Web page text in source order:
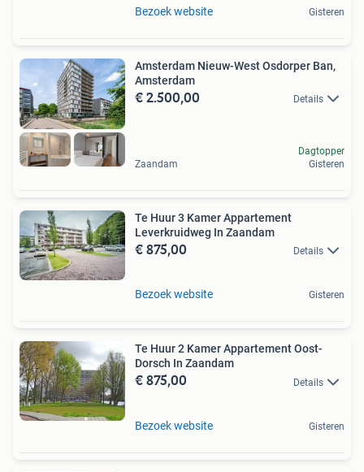
Bezoek website Gisteren
Amsterdam Nieuw-West Osdorper Ban,
Amsterdam
€ 2.500,00 Details
Zaandam
Dagtopper
Gisteren
Te Huur 3 Kamer Appartement
Leverkruidweg In Zaandam
€ 875,00 Details
Bezoek website Gisteren
Te Huur 2 Kamer Appartement Oost-
Dorsch In Zaandam
€ 875,00 Details
Bezoek website Gisteren